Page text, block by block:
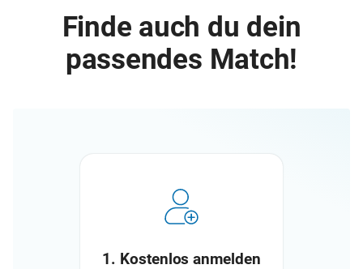
Finde auch du dein
passendes Match!
1. Kostenlos anmelden